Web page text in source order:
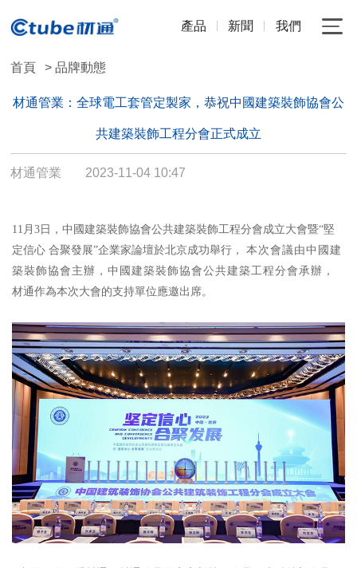
產品 新聞 我們
首頁 > 品牌動態
材通管業：全球電工套管定製家，恭祝中國建築裝飾協會公
共建築裝飾工程分會正式成立
材通管業 2023-11-04 10:47
11月3日，中國建築裝飾協會公共建築裝飾工程分會成立大會暨“堅
定信心 合聚發展”企業家論壇於北京成功舉行，
本次會議由中國建
築裝飾協會主辦，中國建築裝飾協會公共建築工程分會承辦，
材通作為本次大會的支持單位應邀出席。